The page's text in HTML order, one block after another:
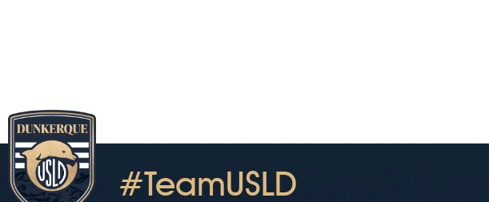
#TeamUSLD